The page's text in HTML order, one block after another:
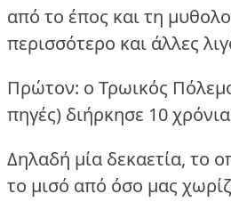
από το έπος και τη
περισσότερο και άλλες
Πρώτον: ο Τρωικός
πηγές) διήρκησε 10
Δηλαδή μία δεκαετία, το
το μισό από όσο μας